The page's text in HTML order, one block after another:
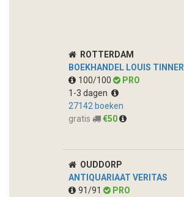
ROTTERDAM
BOEKHANDEL LOUIS TINNER
100/100
PRO
1-3 dagen
27142 boeken
gratis
€50
OUDDORP
ANTIQUARIAAT VERITAS
91/91
PRO